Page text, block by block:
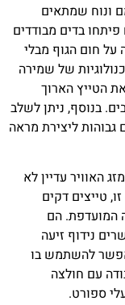
ונוח שמתאים
בדים מבודדים
חום הגוף מבלי
של שמירה
הטייץ הארוך
בנוסף, ניתן לשלב
גבוהות ליצירת מראה
האוויר עדיין לא
טייצים דקים
המועדפת. הם
נידוף זיעה
להשתמש בו
עם חולצה
ספורט.